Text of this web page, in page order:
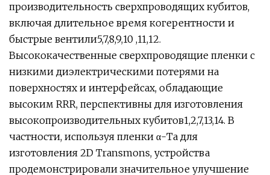
производительность сверхпроводящих кубитов,
включая длительное время когерентности и
быстрые вентили5,7,8,9,10 ,11,12.
Высококачественные сверхпроводящие пленки с
низкими диэлектрическими потерями на
поверхностях и интерфейсах, обладающие
высоким RRR, перспективны для изготовления
высокопроизводительных кубитов1,2,7,13,14. В
частности, используя пленки α-Ta для
изготовления 2D Transmons, устройства
продемонстрировали значительное улучшение